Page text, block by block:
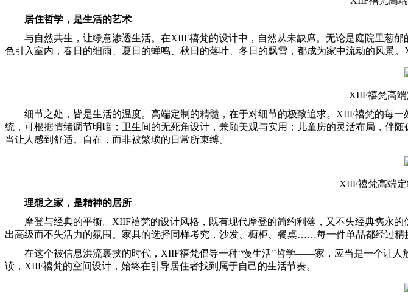
居住哲学，是生活的艺术
与自然共生，让绿意渗透生活。在XIIF禧梵的设计中，自然从未缺席。无论是庭院里葱
色引入室内，春日的细雨、夏日的蝉鸣、秋日的落叶、冬日的飘雪，都成为家中流动的风景
XIIF禧梵高
细节之处，皆是生活的温度。高端定制的精髓，在于对细节的极致追求。XIIF禧梵的每
统，可根据情绪调节明暗；卫生间的无死角设计，兼顾美观与实用；儿童房的灵活布局，
当让人感到舒适、自在，而非被繁琐的日常所束缚。
XIIF禧梵高端
理想之家，是精神的居所
摩登与经典的平衡。XIIF禧梵的设计风格，既有现代摩登的简约利落，又不失经典隽永
出高级而不失活力的氛围。家具的选择同样考究，沙发、橱柜、餐桌……每一件单品都经过精
在这个被信息洪流裹挟的时代，XIIF禧梵倡导一种“慢生活”哲学——家，应当是一个让
读，XIIF禧梵的空间设计，始终在引导居住者找到属于自己的生活节奏。